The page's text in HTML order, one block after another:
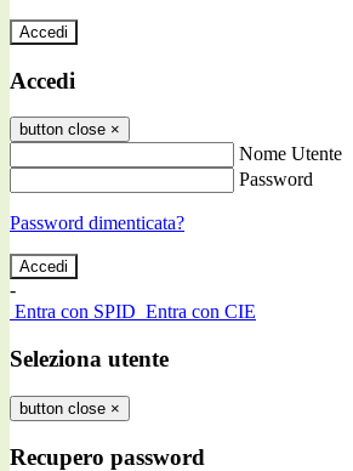
Accedi
Accedi
button close ×
Nome Utente
Password
Password dimenticata?
-
Entra con SPID Entra con CIE
Seleziona utente
button close ×
Recupero password